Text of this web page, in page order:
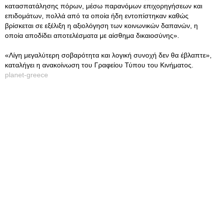
κατασπατάλησης πόρων, μέσω παρανόμων επιχορηγήσεων και
επιδομάτων, πολλά από τα οποία ήδη εντοπίστηκαν καθώς
βρίσκεται σε εξέλιξη η αξιολόγηση των κοινωνικών δαπανών, η
οποία αποδίδει αποτελέσματα με αίσθημα δικαιοσύνης».
«Λίγη μεγαλύτερη σοβαρότητα και λογική συνοχή δεν θα έβλαπτε»,
καταλήγει η ανακοίνωση του Γραφείου Τύπου του Κινήματος.
planet-greece